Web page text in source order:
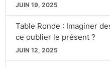
JUIN 19, 2025
Table Ronde : Imaginer
ce oublier le présent ?
JUIN 12, 2025